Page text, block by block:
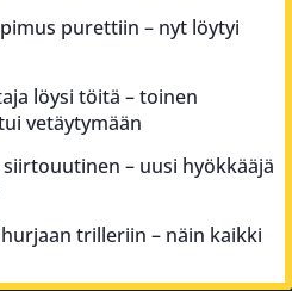
purettiin – nyt löytyi
löysi töitä – toinen
vetäytymään
– uusi hyökkääjä
trilleriin – näin kaikki